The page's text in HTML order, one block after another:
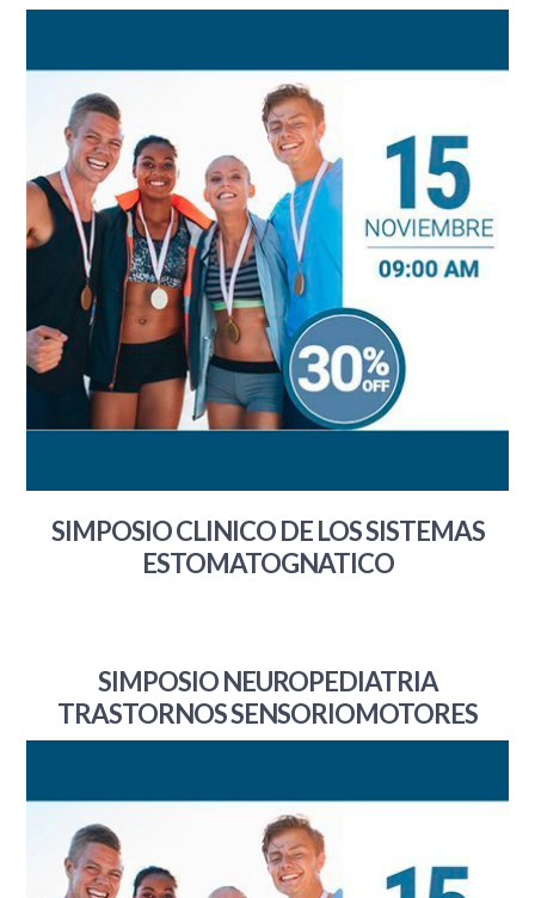
SIMPOSIO CLINICO DE LOS SISTEMAS
ESTOMATOGNATICO
SIMPOSIO NEUROPEDIATRIA
TRASTORNOS SENSORIOMOTORES